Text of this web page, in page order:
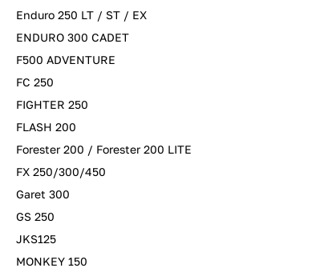
Enduro 250 LT / ST / EX
ENDURO 300 CADET
F500 ADVENTURE
FC 250
FIGHTER 250
FLASH 200
Forester 200 / Forester 200 LITE
FX 250/300/450
Garet 300
GS 250
JKS125
MONKEY 150